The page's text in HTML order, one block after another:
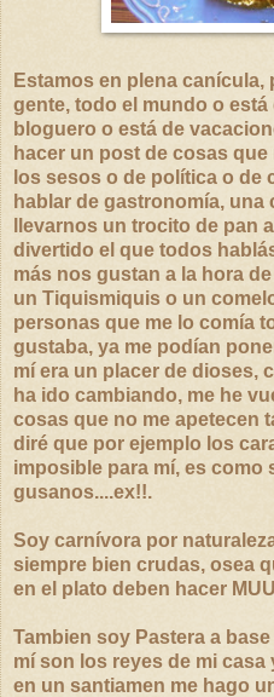
Estamos en plena
gente, todo el mundo o
bloguero o está de
hacer un post de cosas
los sesos o de política o de
hablar de gastronomía, una
llevarnos un trocito de pan
divertido el que todos
más nos gustan a la hora
un Tiquismiquis o un
personas que me lo comía
gustaba, ya me podían
mí era un placer de dioses,
ha ido cambiando, me he
cosas que no me apetecen
diré que por ejemplo los
imposible para mí, es como
gusanos....ex!!.
Soy carnívora por
siempre bien crudas, osea
en el plato deben hacer
Tambien soy Pastera a
mí son los reyes de mi
en un santiamen me hago